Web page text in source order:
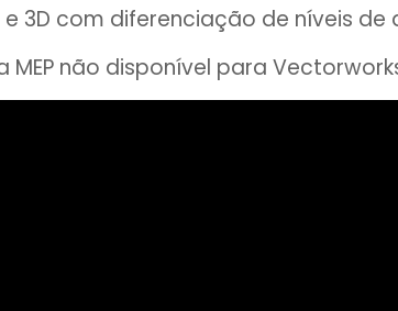
3D com diferenciação de níveis de
MEP não disponível para